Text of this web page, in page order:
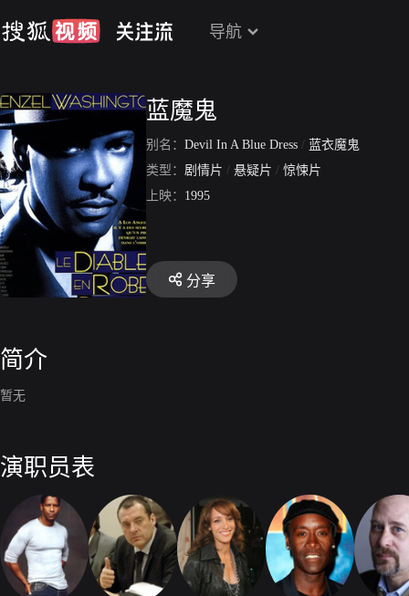
导航
蓝魔鬼
别名： Devil In A Blue Dress / 蓝衣魔鬼
类型： 剧情片 / 悬疑片 / 惊悚片
上映： 1995
分享
简介
暂无
演职员表